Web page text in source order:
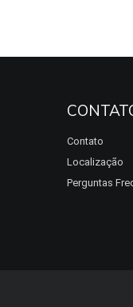
Contato
Localização
Perguntas